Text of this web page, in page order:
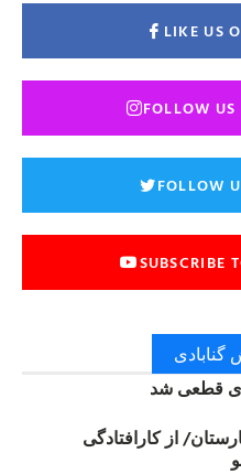
LIKE US
FOLLOW
FOLLOW
SUBSCRIBE
گنابادی
قطعی شد
از کارافتادگی